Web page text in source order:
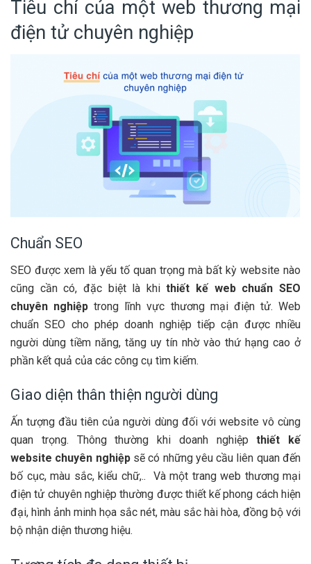
Tiêu chí của một web thương mại
điện tử chuyên nghiệp
Chuẩn SEO
SEO được xem là yếu tố quan trọng mà bất kỳ website nào
cũng cần có, đặc biệt là khithiết kế web chuẩn SEO
chuyên nghiệp trong lĩnh vực thương mại điện tử. Web
chuẩn SEO cho phép doanh nghiệp tiếp cận được nhiều
người dùng tiềm năng, tăng uy tín nhờ vào thứ hạng cao ở
phần kết quả của các công cụ tìm kiếm.
Giao diện thân thiện người dùng
Ấn tượng đầu tiên của người dùng đối với website vô cùng
quan trọng. Thông thường khi doanh nghiệpthiết kế
website chuyên nghiệpsẽ có những yêu cầu liên quan đến
bố cục, màu sắc, kiểu chữ,.. Và một trang web thương mại
điện tử chuyên nghiệp thường được thiết kế phong cách hiện
đại, hình ảnh minh họa sắc nét, màu sắc hài hòa, đồng bộ với
bộ nhận diện thương hiệu.